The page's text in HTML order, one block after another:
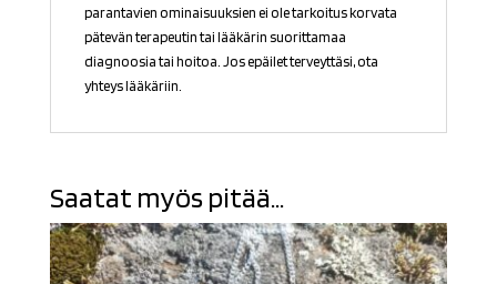
parantavien ominaisuuksien ei ole tarkoitus korvata
pätevän terapeutin tai lääkärin suorittamaa
diagnoosia tai hoitoa. Jos epäilet terveyttäsi, ota
yhteys lääkäriin.
Saatat myös pitää...